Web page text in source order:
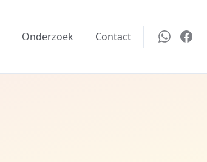
Onderzoek Contact